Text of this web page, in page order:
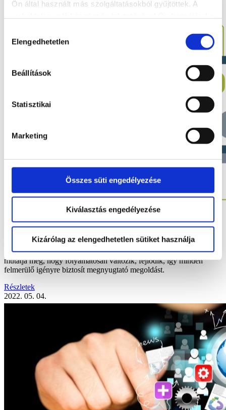
Ön által használt más szolgáltatásokból gyűjtöttek. A
kiválasztása
Elengedhetetlen
Beállítások
Statisztikai
Marketing
Összes süti engedélyezése
Kiválasztás engedélyezése
Kizárólag az elengedhetetlen sütiket használja
Miért hasznos egy vállalatirányítási rendszer 2022-ben?
Az ERP-k, azaz az integrált vállalatirányitási rendszerek évtizedek
óta a vállalati kultúra részei, ám egy modern megoldás értékét épp az
mutatja meg, hogy folyamatosan változik, fejlődik, így minden
felmerülő igényre biztosít megnyugtató megoldást.
Részletek
2022. 05. 04.